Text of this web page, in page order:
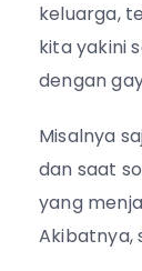
keluarga,
kita yakini
dengan
Misalnya
dan saat
yang
Akibatnya,